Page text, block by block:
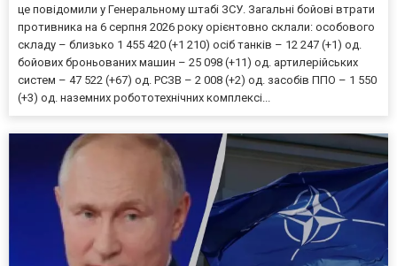
це повідомили у Генеральному штабі ЗСУ. Загальні бойові втрати
противника на 6 серпня 2026 року орієнтовно склали: особового
складу – близько 1 455 420 (+1 210) осіб танків – 12 247 (+1) од.
бойових броньованих машин – 25 098 (+11) од. артилерійських
систем – 47 522 (+67) од. РСЗВ – 2 008 (+2) од. засобів ППО – 1 550
(+3) од. наземних робототехнічних комплексі...